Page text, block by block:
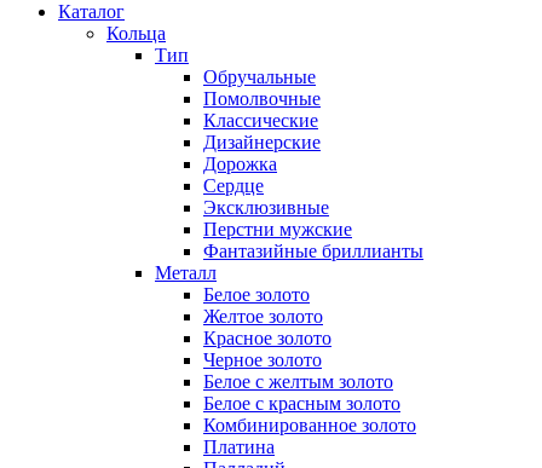
Каталог
Кольца
Тип
Обручальные
Помолвочные
Классические
Дизайнерские
Дорожка
Сердце
Эксклюзивные
Перстни мужские
Фантазийные бриллианты
Металл
Белое золото
Желтое золото
Красное золото
Черное золото
Белое с желтым золото
Белое с красным золото
Комбинированное золото
Платина